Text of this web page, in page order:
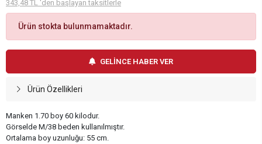
343,48 TL 'den başlayan taksitlerle
Ürün stokta bulunmamaktadır.
GELİNCE HABER VER
Ürün Özellikleri
Manken 1.70 boy 60 kilodur.
Görselde M/38 beden kullanılmıştır.
Ortalama boy uzunluğu: 55 cm.